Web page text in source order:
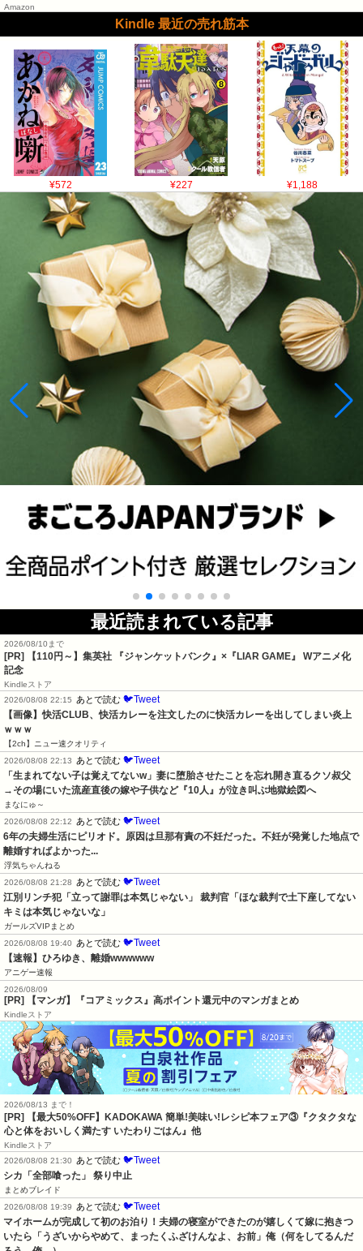
Amazon
Kindle 最近の売れ筋本
¥572 ¥227 ¥1,188
最近読まれている記事
2026/08/10まで
[PR]
【110円～】集英社 『ジャンケットバンク』×『LIAR GAME』 Wアニメ化
記念
Kindleストア
2026/08/08 22:15
あとで読む 🐦Tweet
【画像】快活CLUB、快活カレーを注文したのに快活カレーを出してしまい炎上
ｗｗｗ
【2ch】ニュー速クオリティ
2026/08/08 22:13
あとで読む 🐦Tweet
「生まれてない子は覚えてないw」妻に堕胎させたことを忘れ開き直るクソ叔父
→その場にいた流産直後の嫁や子供など『10人』が泣き叫ぶ地獄絵図へ
まなにゅ～
2026/08/08 22:12
あとで読む 🐦Tweet
6年の夫婦生活にピリオド。原因は旦那有責の不妊だった。不妊が発覚した地点で
離婚すればよかった...
浮気ちゃんねる
2026/08/08 21:28
あとで読む 🐦Tweet
江別リンチ犯「立って謝罪は本気じゃない」 裁判官「ほな裁判で土下座してない
キミは本気じゃないな」
ガールズVIPまとめ
2026/08/08 19:40
あとで読む 🐦Tweet
【速報】ひろゆき、離婚wwwwww
アニゲー速報
2026/08/09
[PR] 【マンガ】『コアミックス』高ポイント還元中のマンガまとめ
Kindleストア
2026/08/13 まで！
[PR] 【最大50%OFF】KADOKAWA 簡単!美味い!レシピ本フェア③『クタクタな
心と体をおいしく満たす いたわりごはん』他
Kindleストア
2026/08/08 21:30
あとで読む 🐦Tweet
シカ「全部喰った」 祭り中止
まとめブレイド
2026/08/08 19:39
あとで読む 🐦Tweet
マイホームが完成して初のお泊り！夫婦の寝室ができたのが嬉しくて嫁に抱きつ
いたら「うざいからやめて、まったくふざけんなよ、お前」俺（何をしてるんだ